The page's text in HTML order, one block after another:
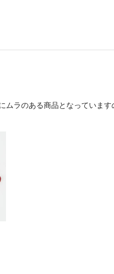
ラのある商品となっています